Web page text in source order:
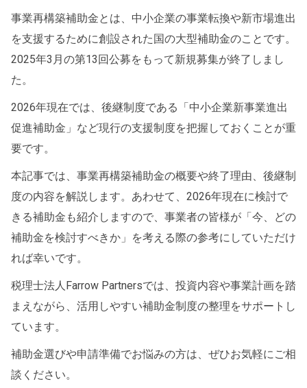
事業再構築補助金とは、中小企業の事業転換や新市場進出
を支援するために創設された国の大型補助金のことです。
2025年3月の第13回公募をもって新規募集が終了しまし
た。
2026年現在では、後継制度である「中小企業新事業進出
促進補助金」など現行の支援制度を把握しておくことが重
要です。
本記事では、事業再構築補助金の概要や終了理由、後継制
度の内容を解説します。あわせて、2026年現在に検討で
きる補助金も紹介しますので、事業者の皆様が「今、どの
補助金を検討すべきか」を考える際の参考にしていただけ
れば幸いです。
税理士法人Farrow Partnersでは、投資内容や事業計画を踏
まえながら、活用しやすい補助金制度の整理をサポートし
ています。
補助金選びや申請準備でお悩みの方は、ぜひお気軽にご相
談ください。